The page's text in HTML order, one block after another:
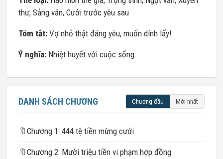
thư, Sảng văn, Cưới trước yêu sau
Tóm tắt: Vợ nhỏ thật đáng yêu, muốn dính lấy!
Ý nghĩa: Nhiệt huyết với cuộc sống.
DANH SÁCH CHƯƠNG Chương đầu Mới nhất
🔖 Chương 1: 444 tệ tiền mừng cưới
🔖 Chương 2: Mười triệu tiền vi phạm hợp đồng